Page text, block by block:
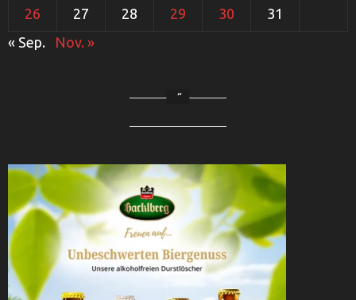
26 27 28 29 30
31
« Sep.
Nov. »